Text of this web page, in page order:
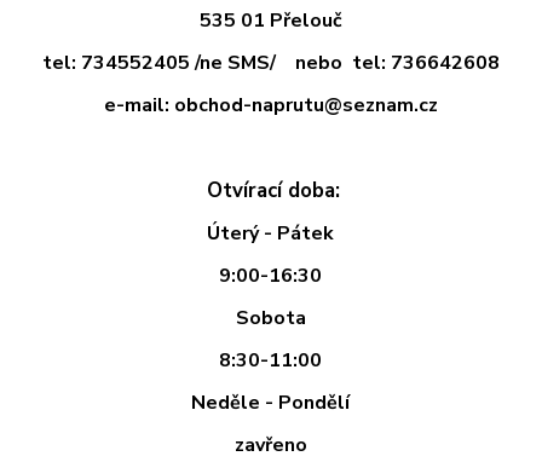
535 01 Přelouč
tel: 734552405 /ne SMS/ nebo tel: 736642608
e-mail: obchod-naprutu@seznam.cz
Otvírací doba:
Úterý - Pátek
9:00-16:30
Sobota
8:30-11:00
Neděle - Pondělí
zavřeno